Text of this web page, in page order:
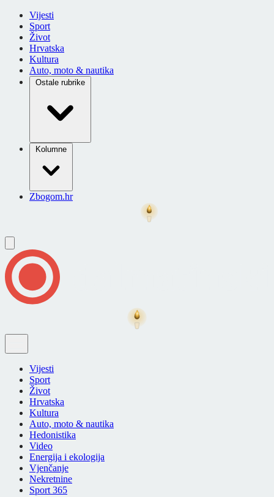
Vijesti
Sport
Život
Hrvatska
Kultura
Auto, moto & nautika
Ostale rubrike
Kolumne
Zbogom.hr
Vijesti
Sport
Život
Hrvatska
Kultura
Auto, moto & nautika
Hedonistika
Video
Energija i ekologija
Vjenčanje
Nekretnine
Sport 365